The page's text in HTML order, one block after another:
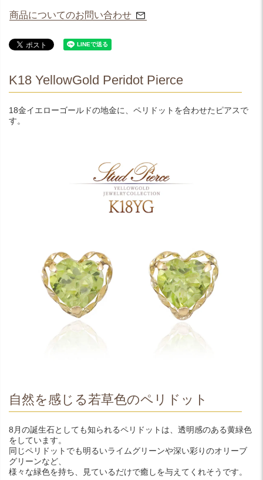
商品についてのお問い合わせ
K18 YellowGold Peridot Pierce
18金イエローゴールドの地金に、ペリドットを合わせたピアスで
す。
自然を感じる若草色のペリドット
8月の誕生石としても知られるペリドットは、透明感のある黄緑色
をしています。
同じペリドットでも明るいライムグリーンや深い彩りのオリーブ
グリーンなど、
様々な緑色を持ち、見ているだけで癒しを与えてくれそうです。